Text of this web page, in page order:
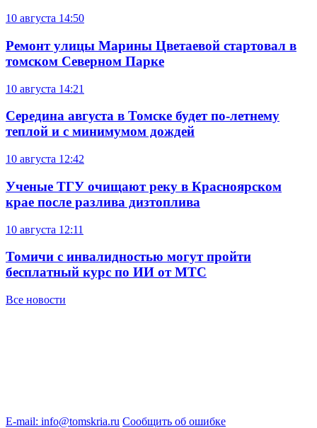
10 августа 14:50
Ремонт улицы Марины Цветаевой стартовал в
томском Северном Парке
10 августа 14:21
Середина августа в Томске будет по-летнему
теплой и с минимумом дождей
10 августа 12:42
Ученые ТГУ очищают реку в Красноярском
крае после разлива дизтоплива
10 августа 12:11
Томичи с инвалидностью могут пройти
бесплатный курс по ИИ от МТС
Все новости
E-mail: info@tomskria.ru Сообщить об ошибке